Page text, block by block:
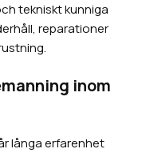
tekniskt kunniga
reparationer
inom
långa erfarenhet